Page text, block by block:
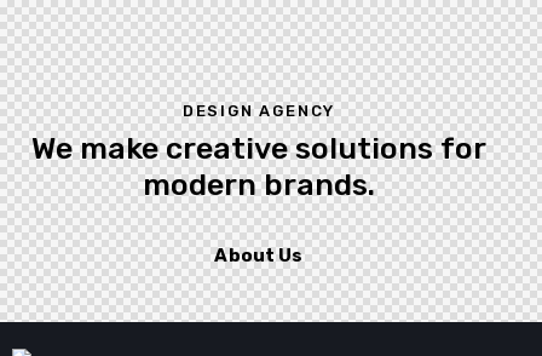
DESIGN AGENCY
We make creative solutionsfor
modern brands.
About Us